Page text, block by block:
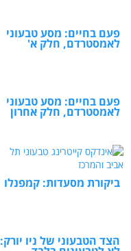
פעם בחיים: מסע טבעוני
לאמסטרדם, חלק א'
פעם בחיים: מסע טבעוני
לאמסטרדם, חלק אחרון
ביקורת מסעדות: קמפנלו
הצד הטבעוני של ניו יורק: